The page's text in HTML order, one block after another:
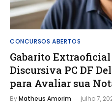
CONCURSOS ABERTOS
Gabarito
Discursiva PC DF
para Avaliar sua
ByMatheus Amorim julho 7,